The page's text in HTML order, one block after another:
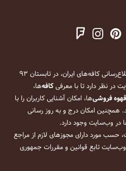
کافه‌یاب به عنوان مرجع معرفی و اطلاع‌رسانی کافه‌های ایران، در تابستان ۹۳
در نظر دارد تا با معرفیکافه‌ها،
قهوه فروشی‌ها، امکان آشنایی کاربران را با
همچنین امکان درج و به روز رسانی
در وب‌سایت وجود دارد.
حسب مورد دارای مجوزهای لازم از مراجع
تابع قوانین و مقررات جمهوری